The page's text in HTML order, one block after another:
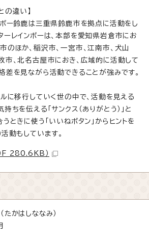
の違い】
ボー鈴鹿は三重県鈴鹿市を拠点に活動をし
ーレインボーは、本部を愛知県岩倉市にお
のほか、稲沢市、一宮市、江南市、犬山
市、北名古屋市におき、広域的に活動して
差を見ながら活動できることが強みです。
に移行していく世の中で、活動を見える
ちを伝える「サンクス（ありがとう）」と
ときに使う「いいねボタン」からヒントを
動もしています。
280.6KB）
かはしななみ）